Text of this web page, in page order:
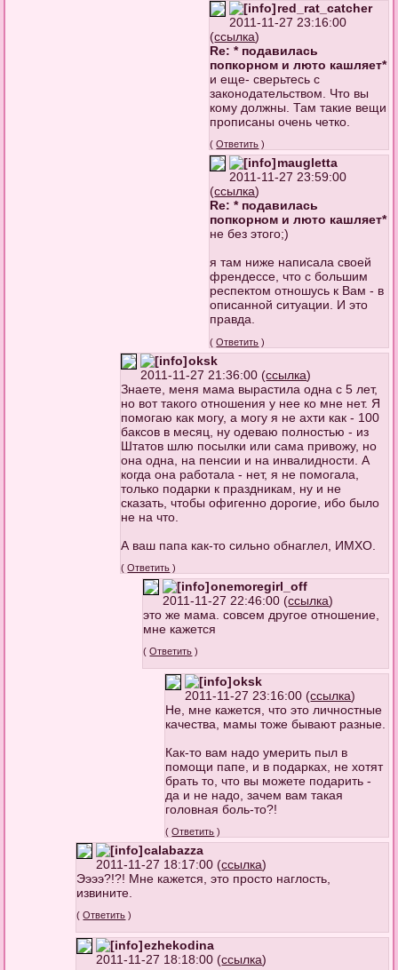
red_rat_catcher
2011-11-27 23:16:00
(ссылка)
Re: * подавилась
попкорном и люто кашляет*
и еще- сверьтесь с
законодательством. Что вы
кому должны. Там такие вещи
прописаны очень четко.
(Ответить )
maugletta
2011-11-27 23:59:00
(ссылка)
Re: * подавилась
попкорном и люто кашляет*
не без этого;)
я там ниже написала своей
френдессе, что с большим
респектом отношусь к Вам - в
описанной ситуации. И это
правда.
(Ответить )
oksk
2011-11-27 21:36:00 (ссылка)
Знаете, меня мама вырастила одна с 5 лет,
но вот такого отношения у нее ко мне нет. Я
помогаю как могу, а могу я не ахти как - 100
баксов в месяц, ну одеваю полностью - из
Штатов шлю посылки или сама привожу, но
она одна, на пенсии и на инвалидности. А
когда она работала - нет, я не помогала,
только подарки к праздникам, ну и не
сказать, чтобы офигенно дорогие, ибо было
не на что.
А ваш папа как-то сильно обнаглел, ИМХО.
(Ответить )
onemoregirl_off
2011-11-27 22:46:00 (ссылка)
это же мама. совсем другое отношение,
мне кажется
(Ответить )
oksk
2011-11-27 23:16:00 (ссылка)
Не, мне кажется, что это личностные
качества, мамы тоже бывают разные.
Как-то вам надо умерить пыл в
помощи папе, и в подарках, не хотят
брать то, что вы можете подарить -
да и не надо, зачем вам такая
головная боль-то?!
(Ответить )
calabazza
2011-11-27 18:17:00 (ссылка)
Ээээ?!?! Мне кажется, это просто наглость,
извините.
(Ответить )
ezhekodina
2011-11-27 18:18:00 (ссылка)